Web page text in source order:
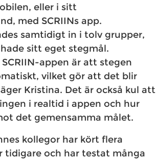
eller i sitt
med SCRIINs app.
samtidigt in i tolv grupper,
sitt eget stegmål.
appen är att stegen
vilket gör att det blir
Kristina. Det är också kul att
i realtid i appen och hur
det gemensamma målet.
kollegor har kört flera
tidigare och har testat många